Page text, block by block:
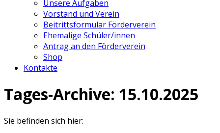
Unsere Aufgaben
Vorstand und Verein
Beitrittsformular Förderverein
Ehemalige Schüler/innen
Antrag an den Förderverein
Shop
Kontakte
Tages-Archive: 15.10.2025
Sie befinden sich hier: